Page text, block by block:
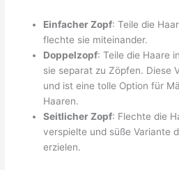
Einfacher Zopf: Teile die
flechte sie miteinander.
Doppelzopf: Teile die Haare
sie separat zu Zöpfen. Diese
und ist eine tolle Option für
Haaren.
Seitlicher Zopf: Flechte die
verspielte und süße Variante
erzielen.